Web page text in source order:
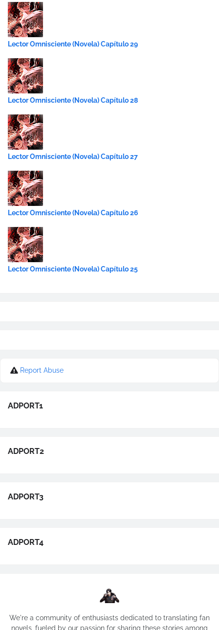
Lector Omnisciente (Novela) Capítulo 29
Lector Omnisciente (Novela) Capítulo 28
Lector Omnisciente (Novela) Capítulo 27
Lector Omnisciente (Novela) Capítulo 26
Lector Omnisciente (Novela) Capítulo 25
Report Abuse
ADPORT1
ADPORT2
ADPORT3
ADPORT4
We're a community of enthusiasts dedicated to translating fan
novels, fueled by our passion for sharing these stories among